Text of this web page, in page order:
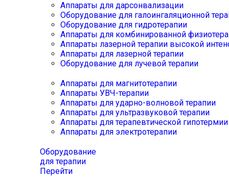
Аппараты для дарсонвализации
Оборудование для галоингаляционной
Оборудование для гидротерапии
Аппараты для комбинированной
Аппараты лазерной терапии высокой
Аппараты для лазерной терапии
Оборудование для лучевой терапии
Аппараты для магнитотерапии
Аппараты УВЧ-терапии
Аппараты для ударно-волновой терапии
Аппараты для ультразвуковой терапии
Аппараты для терапевтической
Аппараты для электротерапии
Оборудование
для терапии
Перейти